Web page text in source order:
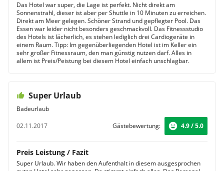
Das Hotel war super, die Lage ist perfekt. Nicht direkt am
Sonnenstrahl, dieser ist aber per Shuttle in 10 Minuten zu erreichen.
Direkt am Meer gelegen. Schöner Strand und gepflegter Pool. Das
Essen war leider nicht besonders geschmackvoll. Das Fitnessstudio
des Hotels ist lächerlich, es stehen lediglich drei Cardiogeräte in
einem Raum. Tipp: Im gegenüberliegenden Hotel ist im Keller ein
sehr großer Fitnessraum, den man günstig nutzen darf. Alles in
allem ist Preis/Peistung bei diesem Hotel einfach unschlagbar.
Super Urlaub
Badeurlaub
02.11.2017
Gästebewertung: 4.9 / 5.0
Preis Leistung / Fazit
Super Urlaub. Wir haben den Aufenthalt in diesem ausgesprochen